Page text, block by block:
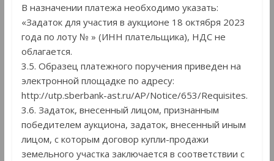
В назначении платежа необходимо указать:
«Задаток для участия в аукционе 18 октября 2023
года по лоту № » (ИНН плательщика), НДС не
облагается.
3.5. Образец платежного поручения приведен на
электронной площадке по адресу:
http://utp.sberbank-ast.ru/AP/Notice/653/Requisites.
3.6. Задаток, внесенный лицом, признанным
победителем аукциона, задаток, внесенный иным
лицом, с которым договор купли-продажи
земельного участка заключается в соответствии с